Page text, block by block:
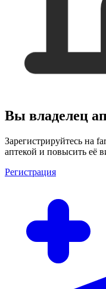
Вы владелец
Зарегистрируйтесь на
аптекой и повысить её
Регистрация